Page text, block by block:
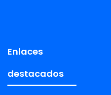
Enlaces
destacados